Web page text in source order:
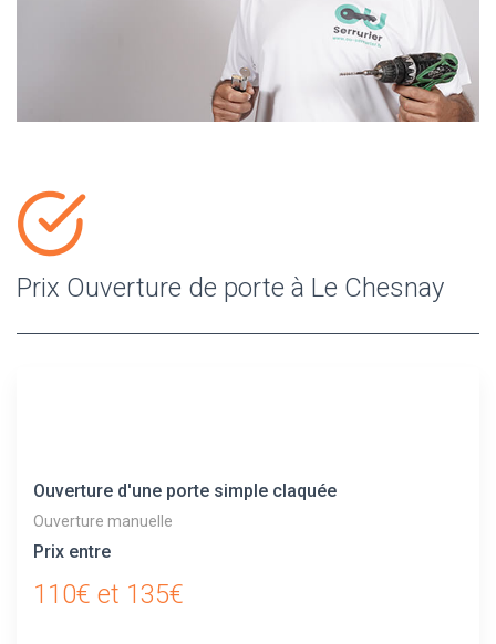
Prix Ouverture de porte à Le Chesnay
Ouverture d'une porte simple claquée
Ouverture manuelle
Prix entre
110€ et 135€